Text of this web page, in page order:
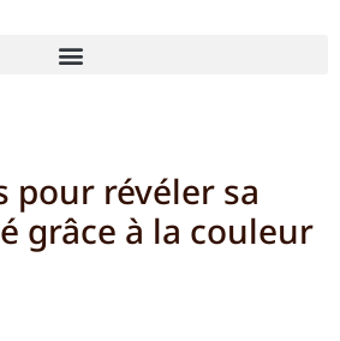
pour révéler sa
grâce à la couleur